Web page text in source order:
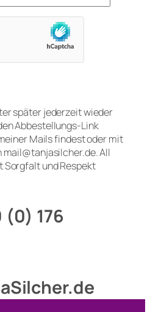
später jederzeit wieder
Abbestellungs-Link
Mails findest oder mit
All
Sorgfalt und Respekt
(0) 176